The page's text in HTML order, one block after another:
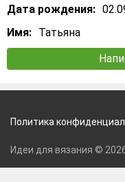
Дата рождения:
Имя: Татьяна
Политика
Идеи для вязания ©